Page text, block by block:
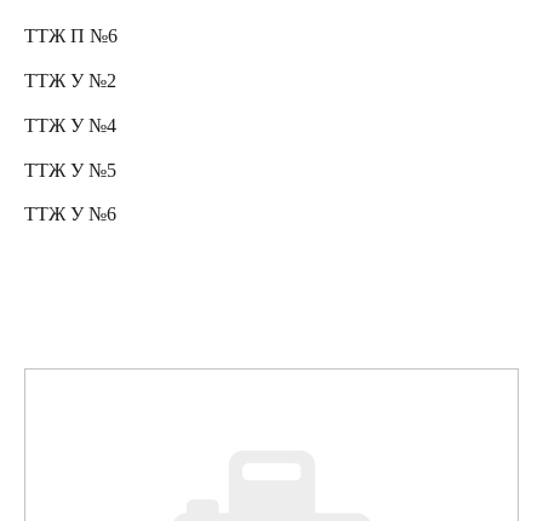
ТТЖ П №6
ТТЖ У №2
ТТЖ У №4
ТТЖ У №5
ТТЖ У №6